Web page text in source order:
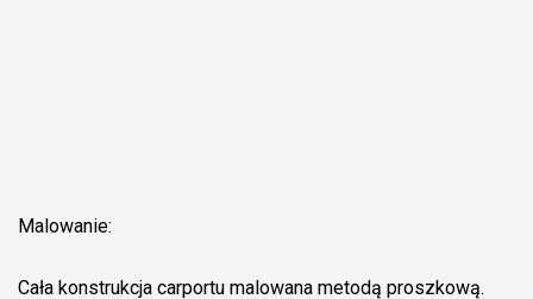
Malowanie:
Cała konstrukcja carportu malowana metodą proszkową.